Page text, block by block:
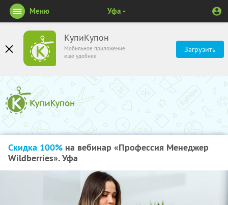
КупиКупон
Мобильное приложение
ещё удобнее
Загрузить
Меню Уфа
Скидка 100% на вебинар «Профессия Менеджер
Wildberries». Уфа